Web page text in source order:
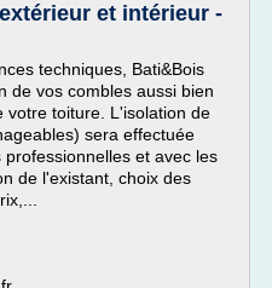
et intérieur -
techniques, Bati&Bois
de vos combles aussi bien
votre toiture. L'isolation de
sera effectuée
et avec les
de l'existant, choix des